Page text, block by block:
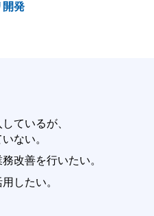
開発
ているが、
ない。
改善を行いたい。
したい。